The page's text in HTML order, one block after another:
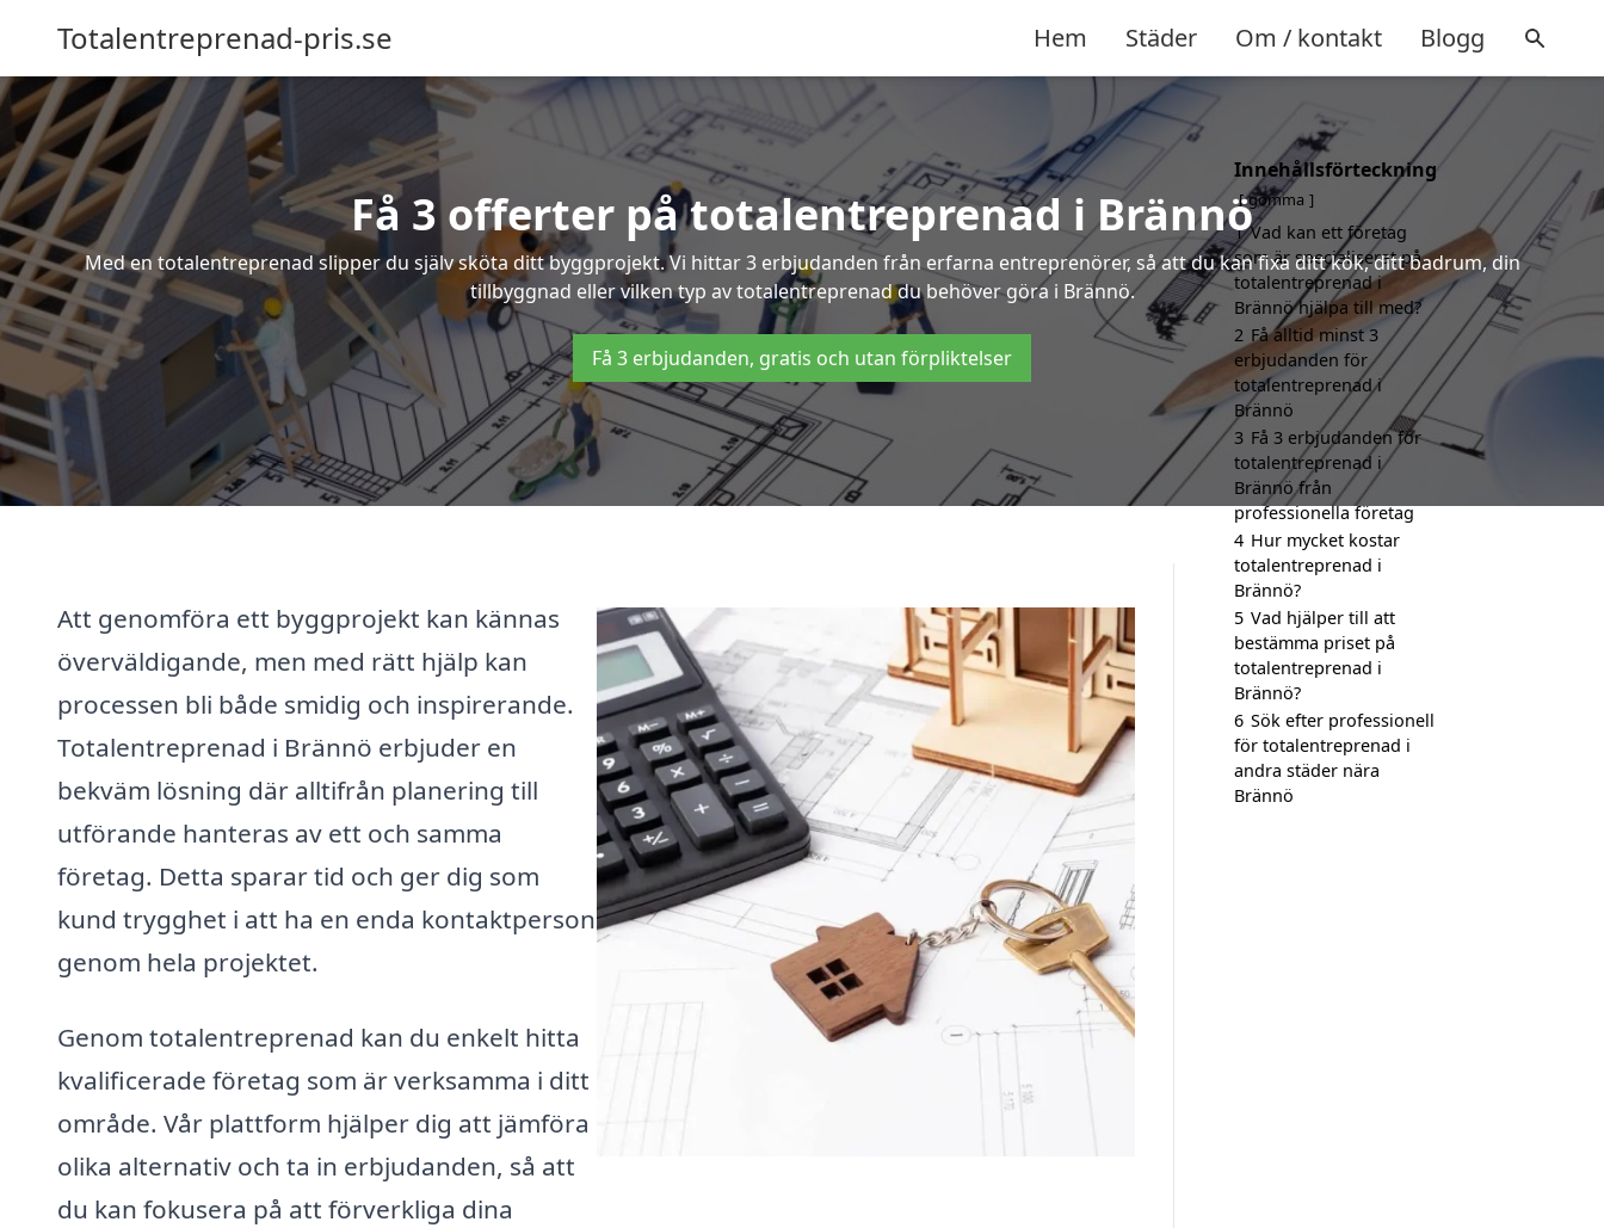
Totalentreprenad-pris.se Hem Städer Om / kontakt Blogg
Få 3 offerter på totalentreprenad i Brännö
Med en totalentreprenad slipper du själv sköta ditt byggprojekt. Vi hittar 3 erbjudanden från erfarna entreprenörer, så att du kan fixa ditt kök, ditt badrum, din
tillbyggnad eller vilken typ av totalentreprenad du behöver göra i Brännö.
Få 3 erbjudanden, gratis och utan förpliktelser
Att genomföra ett byggprojekt kan kännas
överväldigande, men med rätt hjälp kan
processen bli både smidig och inspirerande.
Totalentreprenad i Brännö erbjuder en
bekväm lösning där alltifrån planering till
utförande hanteras av ett och samma
företag. Detta sparar tid och ger dig som
kund trygghet i att ha en enda kontaktperson
genom hela projektet.
Genom totalentreprenad kan du enkelt hitta
kvalificerade företag som är verksamma i ditt
område. Vår plattform hjälper dig att jämföra
olika alternativ och ta in erbjudanden, så att
du kan fokusera på att förverkliga dina
Innehållsförteckning
gömma
1 Vad kan ett företag
som är specialiserat på
totalentreprenad i
Brännö hjälpa till med?
2 Få alltid minst 3
erbjudanden för
totalentreprenad i
Brännö
3 Få 3 erbjudanden för
totalentreprenad i
Brännö från
professionella företag
4 Hur mycket kostar
totalentreprenad i
Brännö?
5 Vad hjälper till att
bestämma priset på
totalentreprenad i
Brännö?
6 Sök efter professionell
för totalentreprenad i
andra städer nära
Brännö